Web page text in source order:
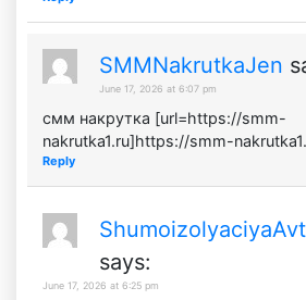
SMMNakrutkaJen
June 17, 2026 at 6:07 pm
смм накрутка [url=https://smm-
nakrutka1.ru]https://smm-
Reply
says:
June 17, 2026 at 6:25 pm